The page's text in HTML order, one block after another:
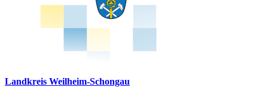
Landkreis Weilheim-Schongau